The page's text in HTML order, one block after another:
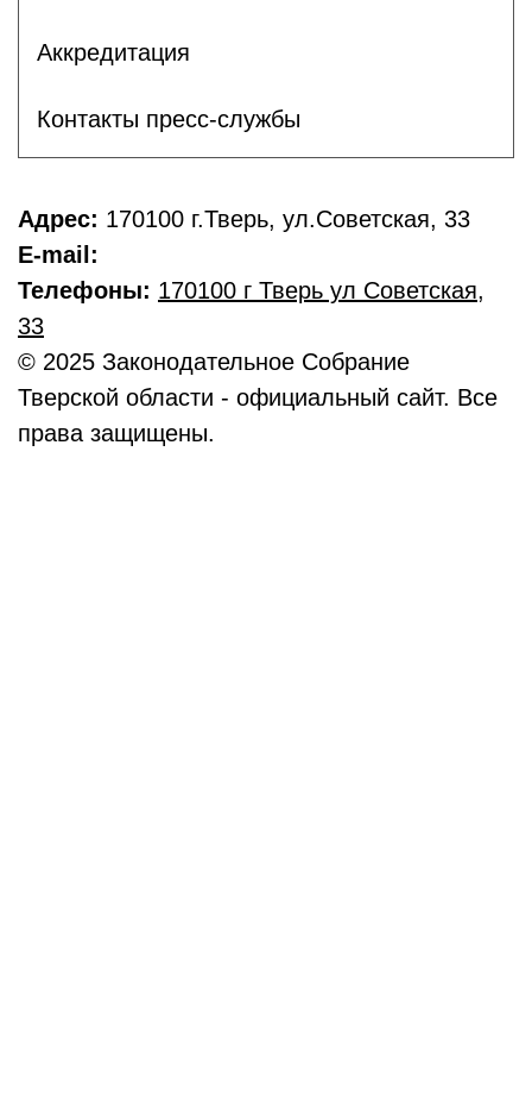
Аккредитация
Контакты пресс-службы
Адрес: 170100 г.Тверь, ул.Советская, 33
E-mail:
Телефоны: 170100 г Тверь ул Советская,
33
© 2025 Законодательное Собрание
Тверской области - официальный сайт. Все
права защищены.